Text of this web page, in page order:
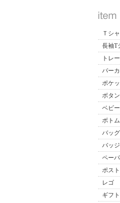
Ｔシ
長袖T
トレ
パーカ
ポケ
ボタ
ベビ
ボトム
バッグ
バッジ
ペー
ポス
レゴ
ギフ